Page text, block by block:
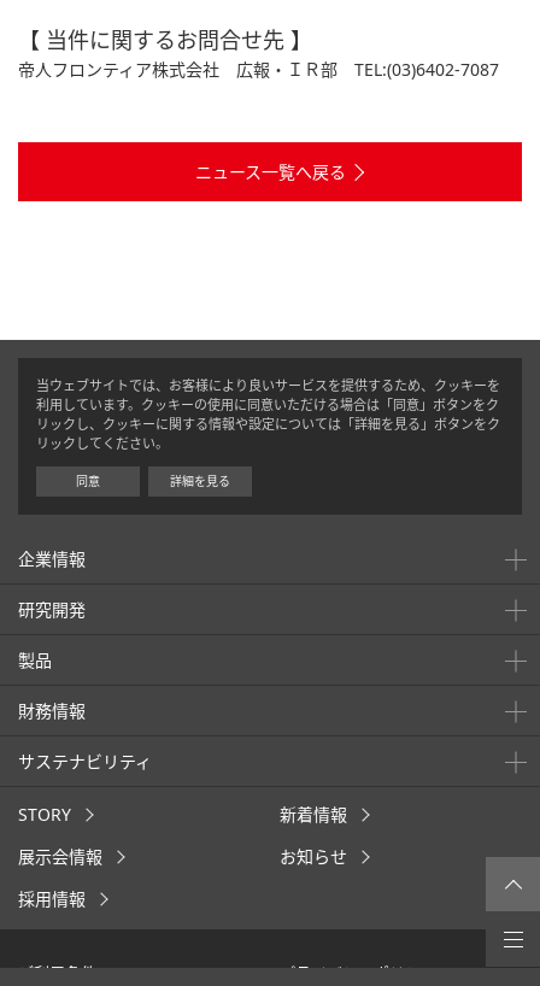
【 当件に関するお問合せ先 】
帝人フロンティア株式会社 広報・ＩＲ部 TEL:(03)6402-7087
ニュース一覧へ戻る
当ウェブサイトでは、お客様により良いサービスを提供するため、クッキーを
利用しています。クッキーの使用に同意いただける場合は「同意」ボタンをク
リックし、クッキーに関する情報や設定については「詳細を見る」ボタンをク
リックしてください。
同意 詳細を見る
企業情報
研究開発
製品
財務情報
サステナビリティ
STORY
新着情報
展示会情報
お知らせ
採用情報
ご利用条件 プライバシーポリシー